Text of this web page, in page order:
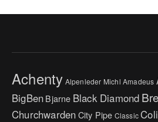
Achenty Alpenleder Michl Amadeus
BigBenBjarne Black Diamond
ChurchwardenCity Pipe Classic